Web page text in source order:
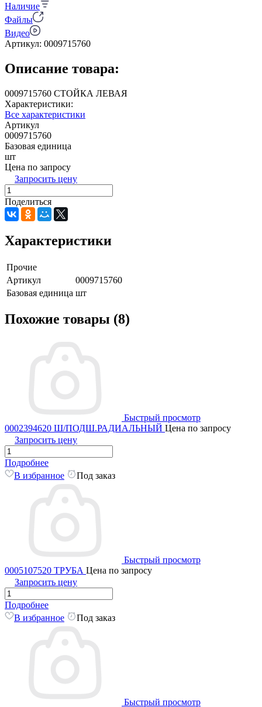
Наличие
Файлы
Видео
Артикул: 0009715760
Описание товара:
0009715760 СТОЙКА ЛЕВАЯ
Характеристики:
Все характеристики
Артикул
0009715760
Базовая единица
шт
Цена по запросу
Запросить цену
Поделиться
Характеристики
Прочие
Артикул
0009715760
Базовая единица шт
Похожие товары (8)
Быстрый просмотр
0002394620 Ш/ПОДШ.РАДИАЛЬНЫЙ Цена по запросу
Запросить цену
Подробнее
В избранное
Под заказ
Быстрый просмотр
0005107520 ТРУБА Цена по запросу
Запросить цену
Подробнее
В избранное
Под заказ
Быстрый просмотр